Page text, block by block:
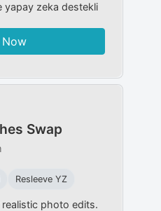
yapay zeka destekli
Swap
Resleeve YZ
photo edits.